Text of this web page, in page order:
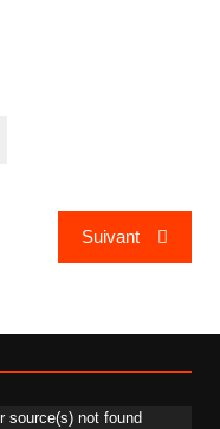
Suivant
source(s) not found